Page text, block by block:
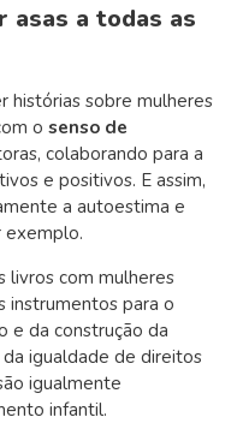
asas a todas as
histórias sobre mulheres
o senso de
colaborando para a
e positivos. E assim,
a autoestima e
exemplo.
livros com mulheres
instrumentos para o
e da construção da
igualdade de direitos
igualmente
infantil.